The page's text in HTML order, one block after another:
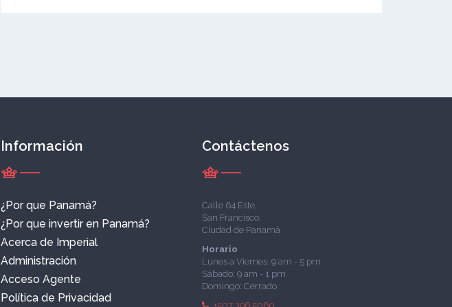
Información
¿Por que Panamá?
¿Por que invertir en Panamá?
Acerca de Imperial
Administración
Acceso Agente
Política de Privacidad
Contáctenos
Calle 64 Este,
San Francisco,
Ciudad de Panamá
Horario
Lunes a Viernes: 9 am - 5 pm
Sábado: 9 am - 1 pm
Domingo: Cerrado